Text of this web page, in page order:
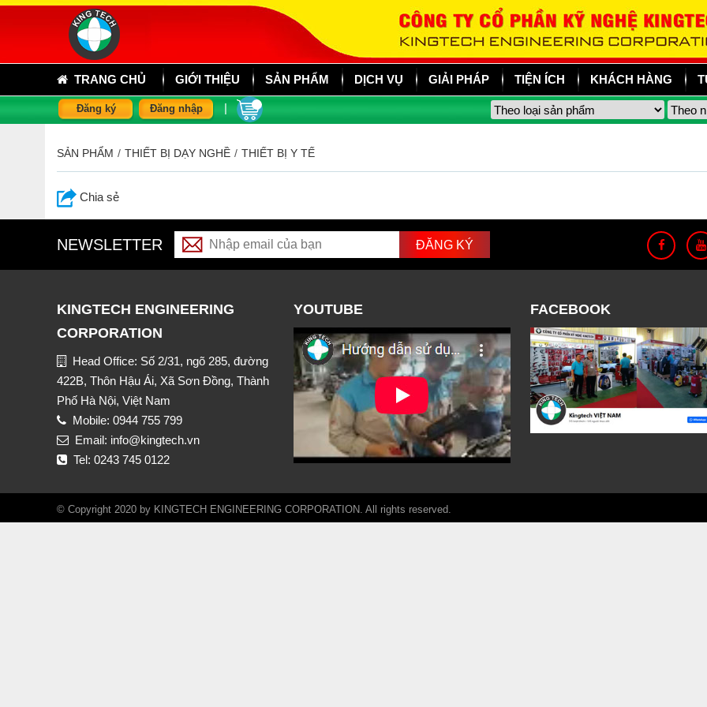
TRANG CHỦ GIỚI THIỆU SẢN PHẨM DỊCH VỤ GIẢI PHÁP TIỆN ÍCH KHÁCH HÀNG
Đăng ký Đăng nhập
SẢN PHẨM / THIẾT BỊ DẠY NGHỀ / THIẾT BỊ Y TẾ
Chia sẻ
NEWSLETTER
KINGTECH ENGINEERING
CORPORATION
Head Office: Số 2/31, ngõ 285, đường
422B, Thôn Hậu Ái, Xã Sơn Đồng, Thành
Phố Hà Nội, Việt Nam
Mobile: 0944 755 799
Email: info@kingtech.vn
Tel: 0243 745 0122
YOUTUBE FACEBOOK
© Copyright 2020 by KINGTECH ENGINEERING CORPORATION. All rights reserved.